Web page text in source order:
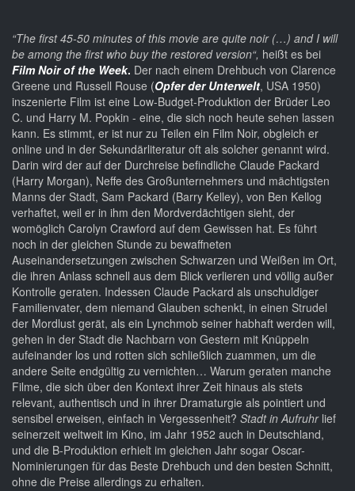
“The first 45-50 minutes of this movie are quite noir (…) and I will
be among the first who buy the restored version“, heißt es bei
Film Noir of the Week. Der nach einem Drehbuch von Clarence
Greene und Russell Rouse (Opfer der Unterwelt, USA 1950)
inszenierte Film ist eine Low-Budget-Produktion der Brüder Leo
C. und Harry M. Popkin - eine, die sich noch heute sehen lassen
kann. Es stimmt, er ist nur zu Teilen ein Film Noir, obgleich er
online und in der Sekundärliteratur oft als solcher genannt wird.
Darin wird der auf der Durchreise befindliche Claude Packard
(Harry Morgan), Neffe des Großunternehmers und mächtigsten
Manns der Stadt, Sam Packard (Barry Kelley), von Ben Kellog
verhaftet, weil er in ihm den Mordverdächtigen sieht, der
womöglich Carolyn Crawford auf dem Gewissen hat. Es führt
noch in der gleichen Stunde zu bewaffneten
Auseinandersetzungen zwischen Schwarzen und Weißen im Ort,
die ihren Anlass schnell aus dem Blick verlieren und völlig außer
Kontrolle geraten. Indessen Claude Packard als unschuldiger
Familienvater, dem niemand Glauben schenkt, in einen Strudel
der Mordlust gerät, als ein Lynchmob seiner habhaft werden will,
gehen in der Stadt die Nachbarn von Gestern mit Knüppeln
aufeinander los und rotten sich schließlich zuammen, um die
andere Seite endgültig zu vernichten… Warum geraten manche
Filme, die sich über den Kontext ihrer Zeit hinaus als stets
relevant, authentisch und in ihrer Dramaturgie als pointiert und
sensibel erweisen, einfach in Vergessenheit? Stadt in Aufruhrlief
seinerzeit weltweit im Kino, im Jahr 1952 auch in Deutschland,
und die B-Produktion erhielt im gleichen Jahr sogar Oscar-
Nominierungen für das Beste Drehbuch und den besten Schnitt,
ohne die Preise allerdings zu erhalten.